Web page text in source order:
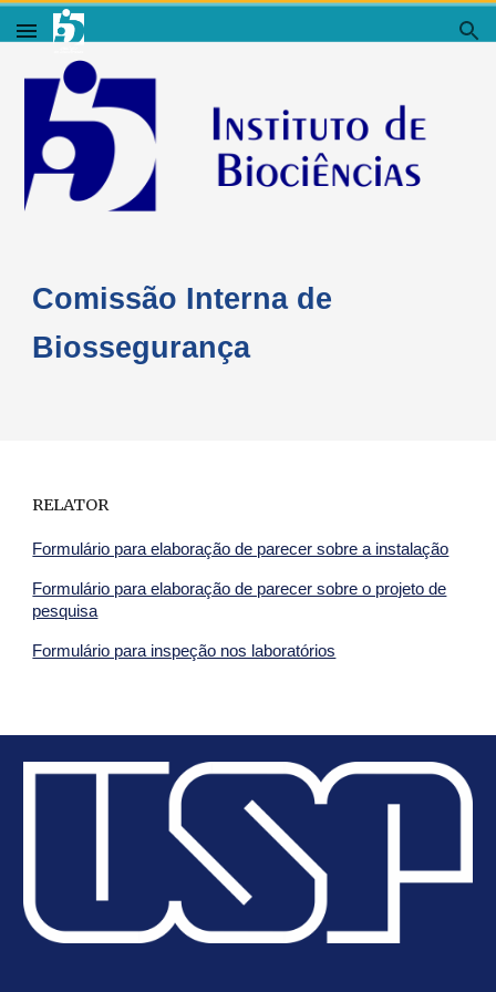
Skip to main content Skip to navigation
Comissão Interna de
Biossegurança
RELATOR
Formulário para elaboração de parecer sobre a instalação
Formulário para elaboração de parecer sobre o projeto de
pesquisa
Formulário para inspeção nos laboratórios